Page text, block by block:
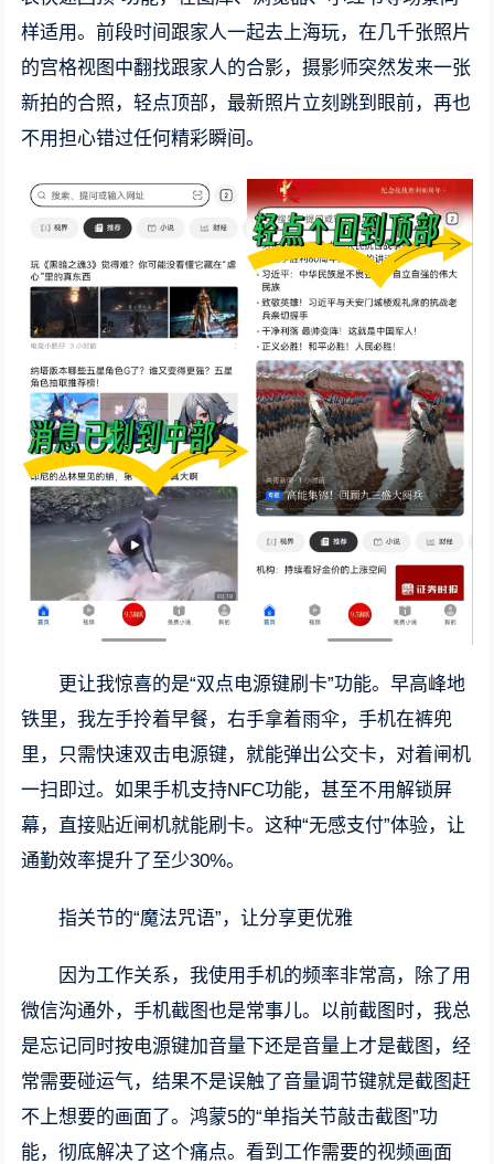
样适用。前段时间跟家人一起去上海玩，在几千张照片
的宫格视图中翻找跟家人的合影，摄影师突然发来一张
新拍的合照，轻点顶部，最新照片立刻跳到眼前，再也
不用担心错过任何精彩瞬间。
更让我惊喜的是“双点电源键刷卡”功能。早高峰地
铁里，我左手拎着早餐，右手拿着雨伞，手机在裤兜
里，只需快速双击电源键，就能弹出公交卡，对着闸机
一扫即过。如果手机支持NFC功能，甚至不用解锁屏
幕，直接贴近闸机就能刷卡。这种“无感支付”体验，让
通勤效率提升了至少30%。
指关节的“魔法咒语”，让分享更优雅
因为工作关系，我使用手机的频率非常高，除了用
微信沟通外，手机截图也是常事儿。以前截图时，我总
是忘记同时按电源键加音量下还是音量上才是截图，经
常需要碰运气，结果不是误触了音量调节键就是截图赶
不上想要的画面了。鸿蒙5的“单指关节敲击截图”功
能，彻底解决了这个痛点。看到工作需要的视频画面